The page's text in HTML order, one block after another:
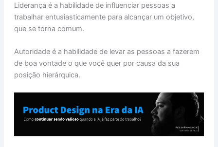
Liderança é a habilidade de influenciar pessoas a
trabalhar entusiasticamente para alcançar um objetivo,
que se torna comum.
Autoridade é a habilidade de levar as pessoas a fazerem
de boa vontade o que você quer por causa da sua
posição hierárquica.